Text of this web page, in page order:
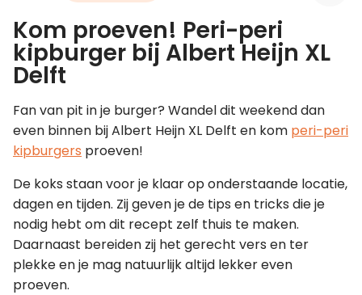
Leer koken als een chef
Kom proeven! Peri-peri
kipburger bij Albert Heijn XL
Delft
Fan van pit in je burger? Wandel dit weekend dan
even binnen bij Albert Heijn XL Delft en kom peri-peri
kipburgers proeven!
De koks staan voor je klaar op onderstaande locatie,
dagen en tijden. Zij geven je de tips en tricks die je
nodig hebt om dit recept zelf thuis te maken.
Daarnaast bereiden zij het gerecht vers en ter
plekke en je mag natuurlijk altijd lekker even
proeven.